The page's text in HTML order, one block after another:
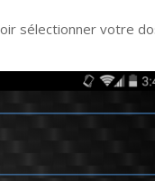
sélectionner votre